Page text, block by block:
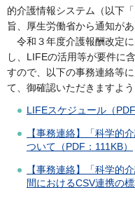
的介護情報システム（以下
旨、厚生労働省から通知があ
令和３年度介護報酬改定
し、LIFEの活用等が要件に
すので、以下の事務連絡等
て、御確認いただきますよう
LIFEスケジュール（PDF
【事務連絡】「科学的
ついて（PDF：111KB）
【事務連絡】「科学的
間におけるCSV連携の